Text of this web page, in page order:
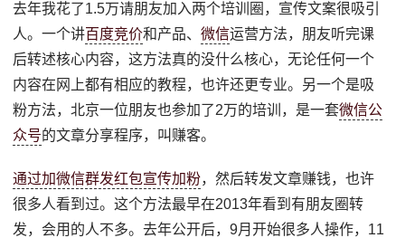
去年我花了1.5万请朋友加入两个培训圈，宣传文案很吸引
人。一个讲百度竞价和产品、微信运营方法，朋友听完课
后转述核心内容，这方法真的没什么核心，无论任何一个
内容在网上都有相应的教程，也许还更专业。另一个是吸
粉方法，北京一位朋友也参加了2万的培训，是一套微信公
众号的文章分享程序，叫赚客。
通过加微信群发红包宣传加粉，然后转发文章赚钱，也许
很多人看到过。这个方法最早在2013年看到有朋友圈转
发，会用的人不多。去年公开后，9月开始很多人操作，11